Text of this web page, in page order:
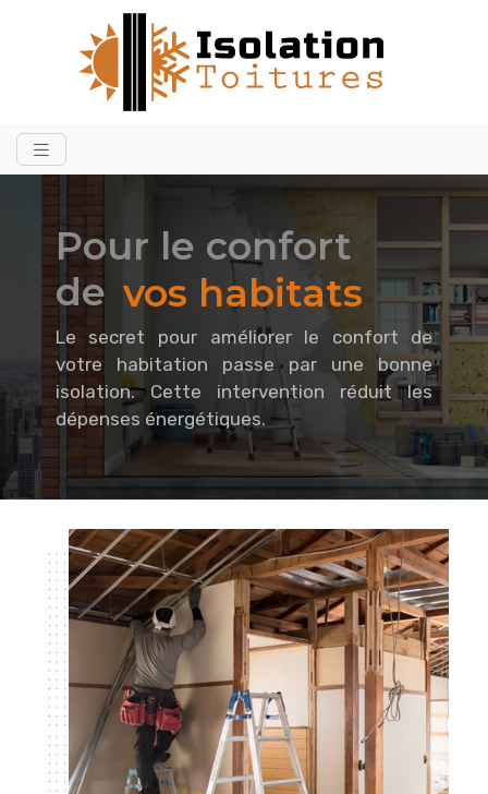
Pour le confort
de vos habitats
Le secret pour améliorer le confort de
votre habitation passe par une bonne
isolation. Cette intervention réduit les
dépenses énergétiques.